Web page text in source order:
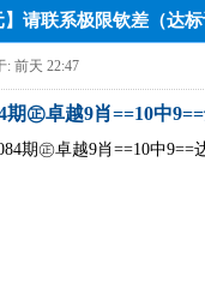
请联系极限钦差（达
: 前天 22:47
期㊣卓越9肖==10中
期㊣卓越9肖==10中9==